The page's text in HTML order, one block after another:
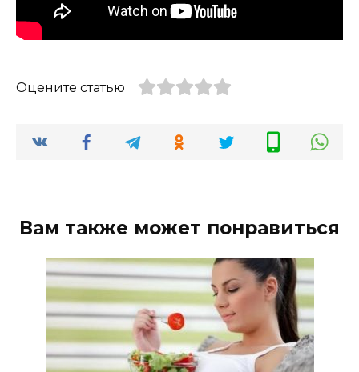
Оцените статью
Вам также может понравиться